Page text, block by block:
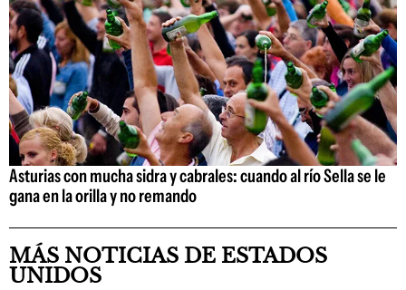
Asturias con mucha sidra y cabrales: cuando al río Sella se le
gana en la orilla y no remando
MÁS NOTICIAS DE ESTADOS
UNIDOS